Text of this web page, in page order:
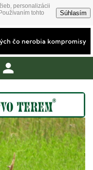
personalizácii
tohto
Súhlasím